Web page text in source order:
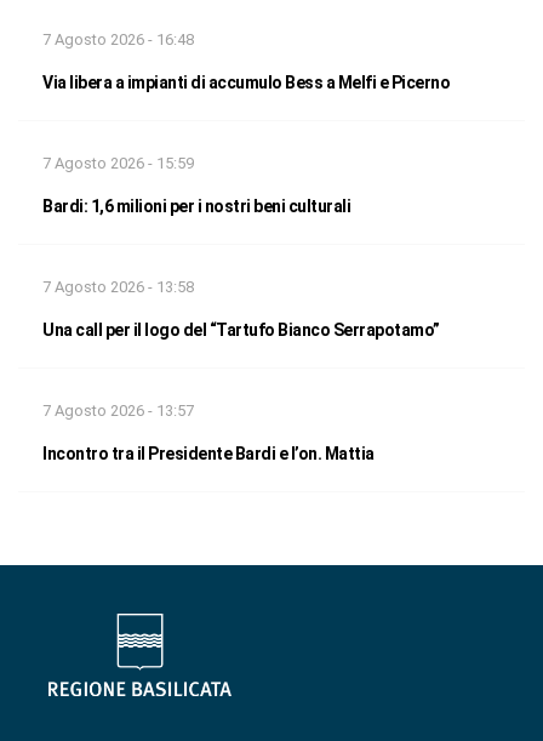
7 Agosto 2026 - 16:48
Via libera a impianti di accumulo Bess a Melfi e Picerno
7 Agosto 2026 - 15:59
Bardi: 1,6 milioni per i nostri beni culturali
7 Agosto 2026 - 13:58
Una call per il logo del “Tartufo Bianco Serrapotamo”
7 Agosto 2026 - 13:57
Incontro tra il Presidente Bardi e l’on. Mattia